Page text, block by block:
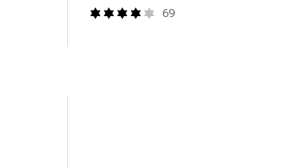
69